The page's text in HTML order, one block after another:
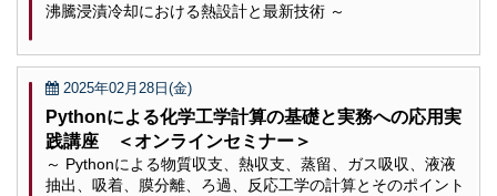
沸騰浸漬冷却における熱設計と最新技術 ～
2025年02月28日(金)
Pythonによる化学工学計算の基礎と実務への応用実
践講座 ＜オンラインセミナー＞
～ Pythonによる物質収支、熱収支、蒸留、ガス吸収、液液
抽出、吸着、膜分離、ろ過、反応工学の計算とそのポイント